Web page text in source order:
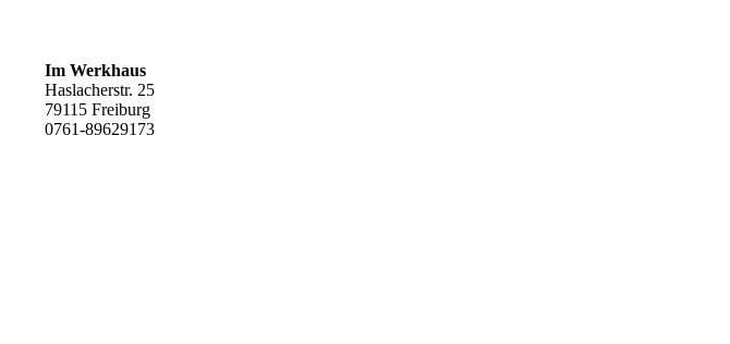
Im Werkhaus
Haslacherstr. 25
79115 Freiburg
0761-89629173